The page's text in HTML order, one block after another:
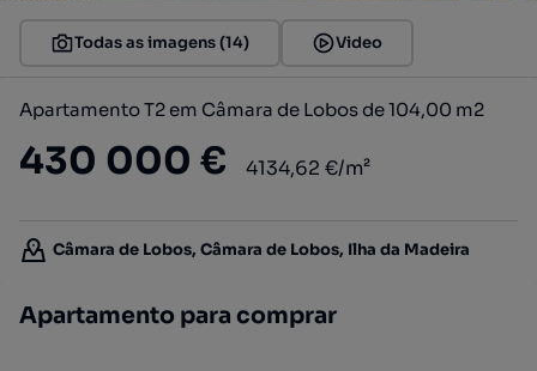
Todas as imagens (14) Video
Apartamento T2 em Câmara de Lobos de 104,00 m2
430 000 € 4134,62 €/m²
Câmara de Lobos, Câmara de Lobos, Ilha da Madeira
Apartamento para comprar